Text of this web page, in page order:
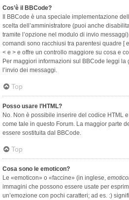
Cos’è il BBCode?
Il BBCode è una speciale implementazione
scelta dell’amministratore (puoi anche
tramite l’opzione nel modulo di invio
comandi sono racchiusi tra parentesi quadre [
< e > e offre un controllo maggiore su cosa e
Per maggiori informazioni sul BBCode leggi
l’invio dei messaggi.
Top
Posso usare l’HTML?
No. Non è possibile inserire del codice HTML
come tale in questo Forum. La maggior parte
essere sostituita dal BBCode.
Top
Cosa sono le emoticon?
Le «emoticon» o «faccine» (in inglese,
immagini che possono essere usate per
un’emozione con pochi caratteri; ad es. :)